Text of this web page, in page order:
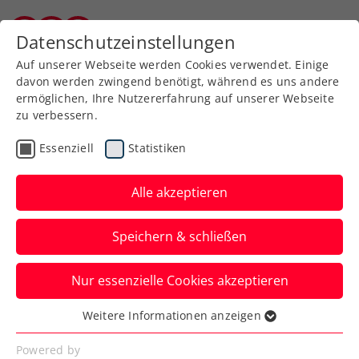
Zurück zur Newsübersicht
Turniere
ITF Wien: 13-jährige
Pircher greift nach
erstem U18-Einzeltitel
Bei den Burschen steht hingegen
Alexander Gschiel beim Colony Club
ebenfalls im Finale.
Verfasst von: Manuel Wachta, 19.04.2024
Datenschutzeinstellungen
Auf unserer Webseite werden Cookies verwendet. Einige
davon werden zwingend benötigt, während es uns andere
ermöglichen, Ihre Nutzererfahrung auf unserer Webseite
zu verbessern.
Essenziell Statistiken
Alle akzeptieren
Speichern & schließen
Nur essenzielle Cookies akzeptieren
Essenziell
Essenzielle Cookies werden für grundlegende
Weitere Informationen anzeigen
Powered by